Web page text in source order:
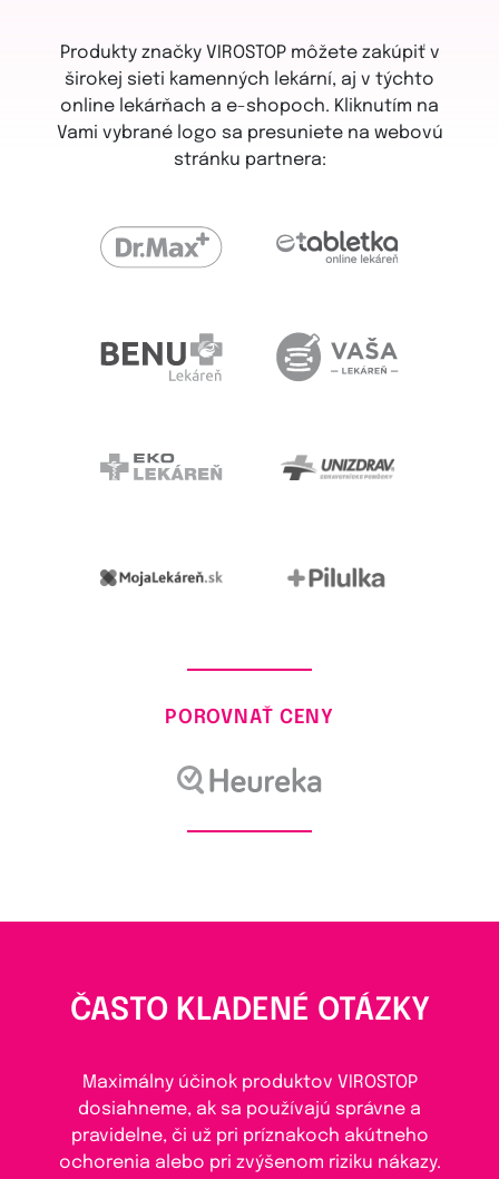
Produkty značky VIROSTOP môžete zakúpiť v
širokej sieti kamenných lekární, aj v týchto
online lekárňach a e-shopoch. Kliknutím na
Vami vybrané logo sa presuniete na webovú
stránku partnera:
POROVNAŤ CENY
ČASTO KLADENÉ OTÁZKY
Maximálny účinok produktov VIROSTOP
dosiahneme, ak sa používajú správne a
pravidelne, či už pri príznakoch akútneho
ochorenia alebo pri zvýšenom riziku nákazy.